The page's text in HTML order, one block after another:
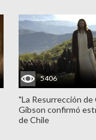
5406
"La Resurrección
Gibson confirmó
de Chile